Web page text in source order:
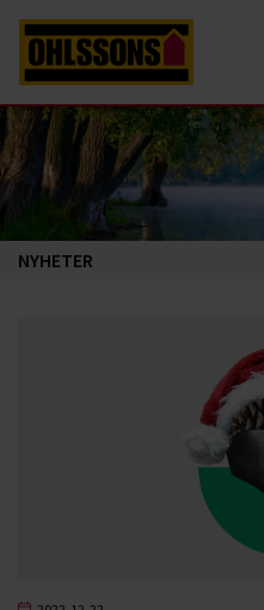
NYHETER